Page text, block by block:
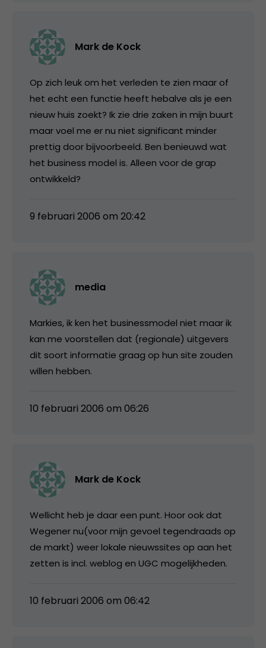
Mark de Kock
Op zich leuk om het verleden te zien maar of
het echt een functie heeft hebalve als je een
nieuw huis zoekt? Ik zie drie zaken in mijn buurt
maar voel me er nu niet significant minder
prettig door bijvoorbeeld. Ben benieuwd wat
het business model is. Alleen voor de grap
ontwikkeld?
9 februari 2006 om 20:42
media
Markies, ik ken het businessmodel niet maar ik
kan me voorstellen dat (regionale) uitgevers
dit soort informatie graag op hun site zouden
willen hebben.
10 februari 2006 om 06:26
Mark de Kock
Wellicht heb je daar een punt. Hoor ook dat
Wegener nu(voor mijn gevoel tegendraads op
de markt) weer lokale nieuwssites op aan het
zetten is incl. weblog en UGC mogelijkheden.
10 februari 2006 om 06:42